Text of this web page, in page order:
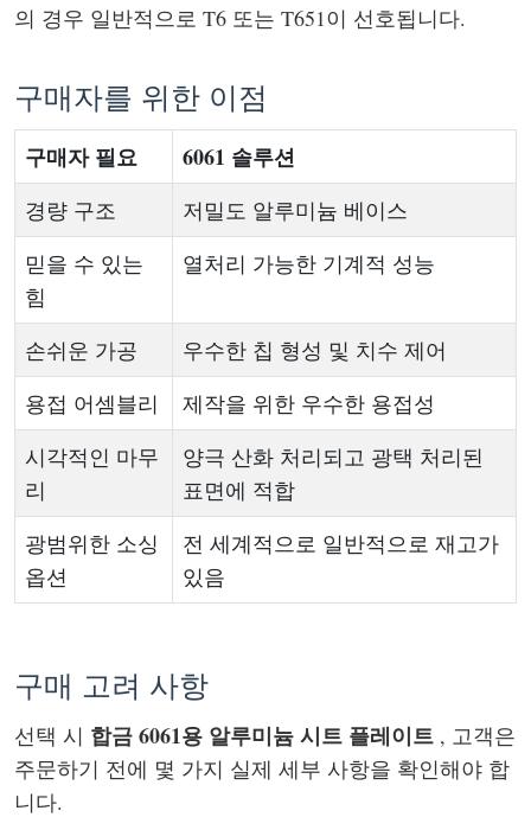
의 경우 일반적으로 T6 또는 T651이 선호됩니다.
구매자를 위한 이점
구매자 필요 6061 솔루션
경량 구조
저밀도 알루미늄 베이스
믿을 수 있는
힘
열처리 가능한 기계적 성능
손쉬운 가공
우수한 칩 형성 및 치수 제어
용접 어셈블리
제작을 위한 우수한 용접성
시각적인 마무
리
양극 산화 처리되고 광택 처리된
표면에 적합
광범위한 소싱
옵션
전 세계적으로 일반적으로 재고가
있음
구매 고려 사항
선택 시 합금 6061용 알루미늄 시트 플레이트 , 고객은
주문하기 전에 몇 가지 실제 세부 사항을 확인해야 합
니다.